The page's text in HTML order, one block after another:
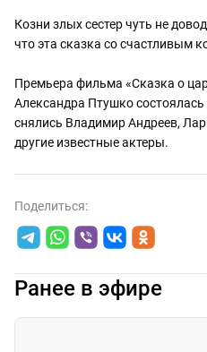
Козни злых сестер чуть не
что эта сказка со счастливым
Премьера фильма «Сказка о
Александра Птушко состоялась
снялись Владимир Андреев,
другие известные актеры.
Поделиться:
Ранее в эфире